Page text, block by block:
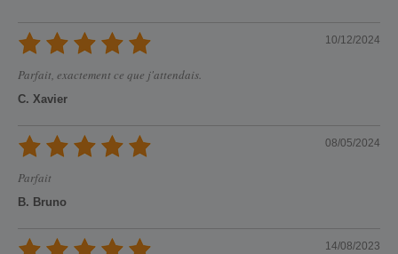
10/12/2024
Parfait, exactement ce que j'attendais.
C. Xavier
08/05/2024
Parfait
B. Bruno
14/08/2023